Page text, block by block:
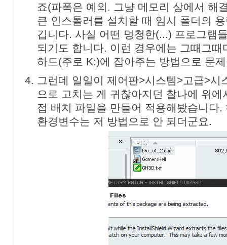
죠(파폭은 예외. 그냥 메모리 상에서 해
큰 인스톨러를 설치할 때 임시 폴더의
깁니다. 사실 어떤 멍청한(...) 프로그램
되기도 합니다. 이런 경우에는 그때그
하드(주로 K:)에 잡아주는 방법으로 문
그런데 일일이 제어판>시스템>고급>시
으로 고치는 게 귀찮아지던 찰나에 위
접 배치 파일을 만들어 적용해봤습니다
환경변수는 저 방법으로 안 되더군요.
« »